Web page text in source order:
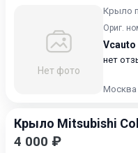
Нет фото
Крыло
Ориг.
Vcauto
нет
Москва
Крыло Mitsubishi
4 000 ₽